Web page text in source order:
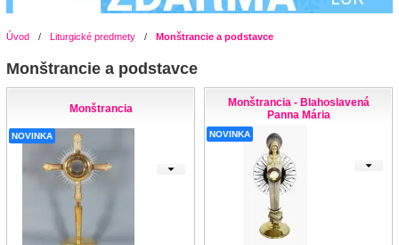
Úvod / Liturgické predmety / Monštrancie a podstavce
Monštrancie a podstavce
Monštrancia
NOVINKA
Monštrancia - Blahoslavená
Panna Mária
NOVINKA